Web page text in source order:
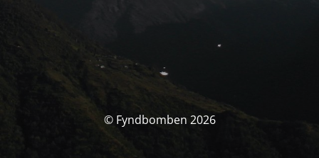
© Fyndbomben 2026